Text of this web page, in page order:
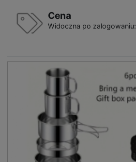
Cena
Widoczna po zalogowaniu: